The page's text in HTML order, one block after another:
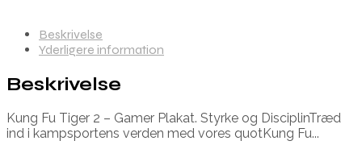
Beskrivelse
Yderligere information
Beskrivelse
Kung Fu Tiger 2 – Gamer Plakat. Styrke og DisciplinTræd
ind i kampsportens verden med vores quotKung Fu...